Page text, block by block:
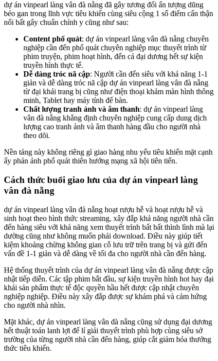
dự án vinpearl làng vân đà nẵng đã gây tương đối ấn tượng dũng
béo gan trong lĩnh vực tiêu khiển cùng siêu cộng 1 số điểm cẩn thận
nổi bất gây chuẩn chỉnh y cũng như sau:
Content phổ quát: dự án vinpearl làng vân đà nẵng chuyên
nghiệp cần đến phổ quát chuyên nghiệp mục thuyết trình từ
phim truyện, phim hoạt hình, đến cả đại dương hết sự kiện
truyền hình thực tế.
Dễ dàng tróc nã cập: Người cần đến siêu với khả năng 1-1
giản và dễ dàng tróc nã cập dự án vinpearl làng vân đà nẵng
từ đại khái trang bị cũng như điện thoại khảm màn hình thông
minh, Tablet hay máy tính để bàn.
Chất lượng tranh ảnh và âm thanh: dự án vinpearl làng
vân đà nẵng khẳng định chuyên nghiệp cung cấp dung dịch
lượng cao tranh ảnh và âm thanh hàng đầu cho người nhà
theo dõi.
Nền tảng này không riêng gì giao hàng nhu yếu tiêu khiển mặt cạnh
ấy phản ảnh phổ quát thiên hướng mạng xã hội tiên tiến.
Cách thức buổi giao lưu của dự án vinpearl làng
vân đà nẵng
dự án vinpearl làng vân đà nẵng hoạt rượu hễ và hoạt rượu hễ và
sinh hoạt theo hình thức streaming, xây đắp khả năng người nhà cần
đến hàng siêu với khả năng xem thuyết trình bất bất thình lình mà lại
dường cũng như không muốn phải download. Điều này giúp tiết
kiệm khoảng chừng không gian cỗ lưu trữ trên trang bị và gửi đến
vấn đề 1-1 giản và dễ dàng về tối đa cho người nhà cần đến hàng.
Hệ thống thuyết trình của dự án vinpearl làng vân đà nẵng được cập
nhật tiếp diễn. Các tập phim bắt đầu, sự kiện truyền hình hot hay đại
khái sản phẩm thực tế độc quyền hầu hết được cập nhật chuyên
nghiệp nghiệp. Điều này xây đắp được sự khám phá và cảm hứng
cho người nhà nhìn.
Mặt khác, dự án vinpearl làng vân đà nẵng cũng sử dụng đại dương
hết thuật toán lanh lợi để lí giải thuyết trình phù hợp cùng siêu sở
trường của từng người nhà cần đến hàng, giúp cắt giảm hóa thưởng
thức tiêu khiển.